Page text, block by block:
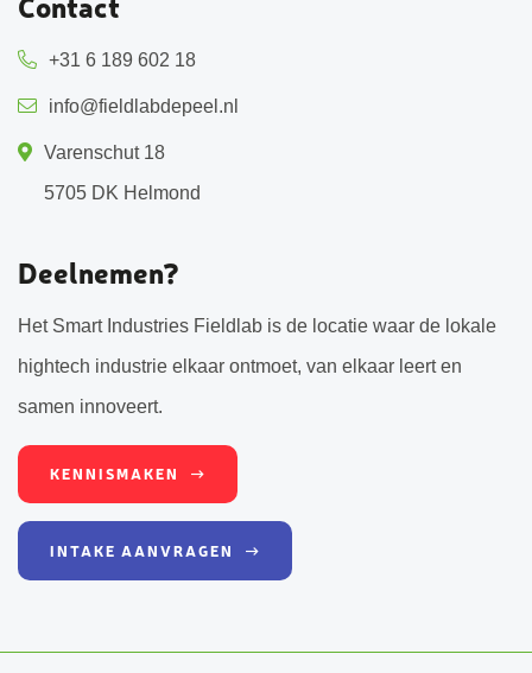
+31 6 189 602 18
info@fieldlabdepeel.nl
Varenschut 18
5705 DK Helmond
Deelnemen?
Het Smart Industries Fieldlab is de locatie waar de lokale
hightech industrie elkaar ontmoet, van elkaar leert en
samen innoveert.
KENNISMAKEN
INTAKE AANVRAGEN